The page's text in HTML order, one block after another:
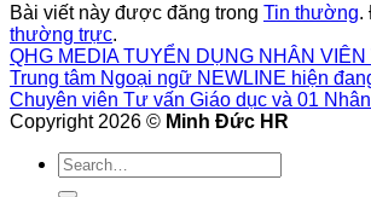
Bài viết này được đăng trong Tin thường.
thường trực.
QHG MEDIA TUYỂN DỤNG NHÂN
Trung tâm Ngoại ngữ NEWLINE hiện
Chuyên viên Tư vấn Giáo dục và 01
Copyright 2026 © Minh Đức HR